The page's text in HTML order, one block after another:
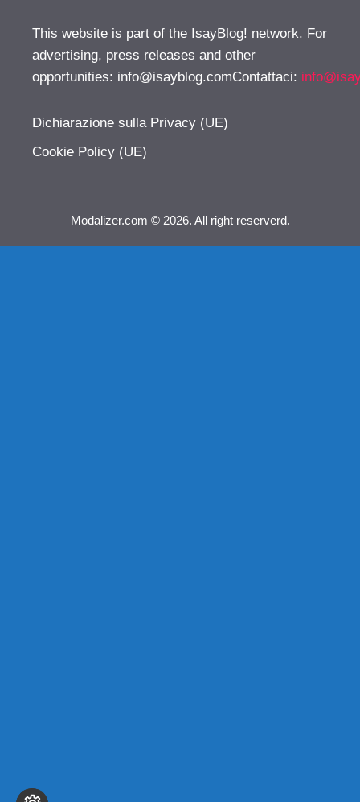
This website is part of the IsayBlog! network. For
advertising, press releases and other
opportunities: info@isayblog.comContattaci:
Dichiarazione sulla Privacy (UE)
Cookie Policy (UE)
Modalizer.com © 2026. All right reserverd.